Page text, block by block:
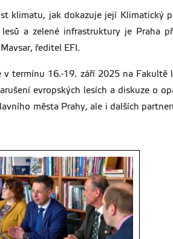
klimatu, jak dokazuje její Klimatický
a zelené infrastruktury je Praha
ředitel EFI.
16.-19. září 2025 na Fakultě
evropských lesích a diskuze o
města Prahy, ale i dalších